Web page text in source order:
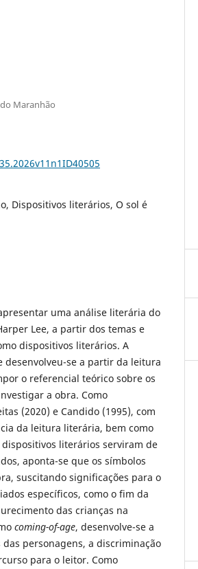
Maranhão
Dispositivos literários, O sol é
uma análise literária do
Lee, a partir dos temas e
dispositivos literários. A
se a partir da leitura
o referencial teórico sobre os
a obra. Como
(2020) e Candido (1995), com
da leitura literária, bem como
literários serviram de
aponta-se que os símbolos
suscitando significações para o
específicos, como o fim da
das crianças na
coming-of-age, desenvolve-se a
personagens, a discriminação
para o leitor. Como